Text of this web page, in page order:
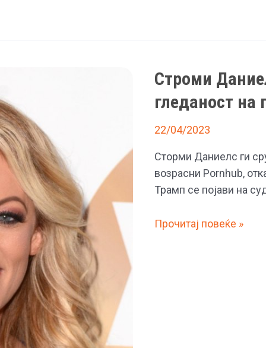
Строми
гледаност на
22/04/2023
Сторми Даниелс ги
возрасни Pornhub,
Трамп се појави на
Строми
Прочитај повеќе »